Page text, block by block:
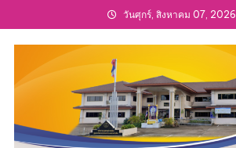
to
content
วันศุกร์, สิงหาคม 07, 2026